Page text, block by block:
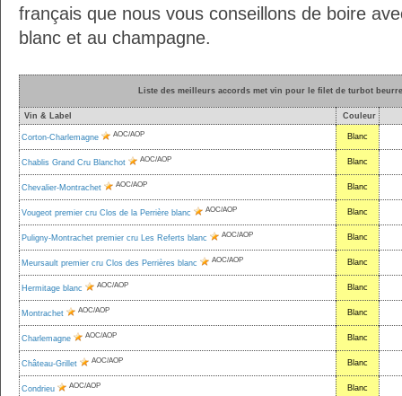
français que nous vous conseillons de boire
blanc et au champagne.
Liste des meilleurs accords met vin pour le filet de turbot
Vin & Label Couleur
Corton-Charlemagne AOC/AOP Blanc
Chablis Grand Cru Blanchot AOC/AOP Blanc
Chevalier-Montrachet AOC/AOP Blanc
Vougeot premier cru Clos de la Perrière blanc AOC/AOP Blanc
Puligny-Montrachet premier cru Les Referts blanc AOC/AOP Blanc
Meursault premier cru Clos des Perrières blanc AOC/AOP Blanc
Hermitage blanc AOC/AOP Blanc
Montrachet AOC/AOP Blanc
Charlemagne AOC/AOP Blanc
Château-Grillet AOC/AOP Blanc
Condrieu AOC/AOP Blanc